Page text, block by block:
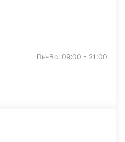
Пн-Вс: 09:00 - 21:00